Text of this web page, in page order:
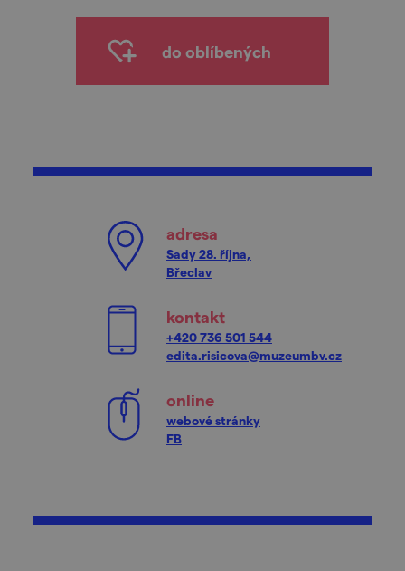
do oblíbených
adresa
Sady 28. října,
Břeclav
kontakt
+420 736 501 544
edita.risicova@muzeumbv.cz
online
webové stránky
FB